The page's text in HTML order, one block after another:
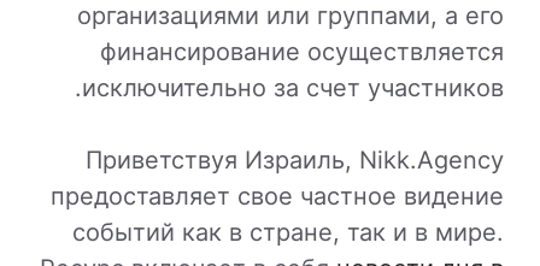
организациями или группами, а его
финансирование осуществляется
исключительно за счет участников.
Приветствуя Израиль, Nikk.Agency
предоставляет свое частное видение
событий как в стране, так и в мире.